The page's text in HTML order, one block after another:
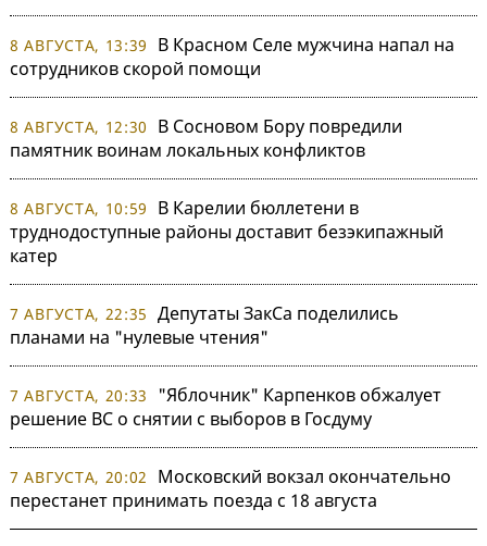
8 АВГУСТА, 13:39
В Красном Селе мужчина напал на
сотрудников скорой помощи
8 АВГУСТА, 12:30
В Сосновом Бору повредили
памятник воинам локальных конфликтов
8 АВГУСТА, 10:59
В Карелии бюллетени в
труднодоступные районы доставит безэкипажный
катер
7 АВГУСТА, 22:35 Депутаты ЗакСа поделились
планами на "нулевые чтения"
7 АВГУСТА, 20:33
"Яблочник" Карпенков обжалует
решение ВС о снятии с выборов в Госдуму
7 АВГУСТА, 20:02
Московский вокзал окончательно
перестанет принимать поезда с 18 августа